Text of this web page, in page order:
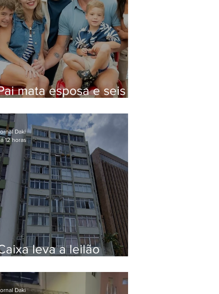
mata esposa e seis
leva a leilão
em Botafogo
Daki
12 horas
Daki